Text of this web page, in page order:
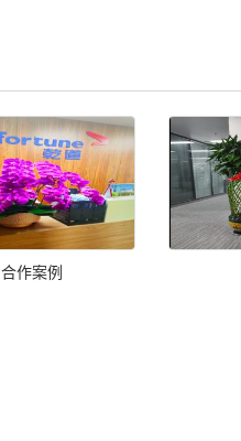
合作案例